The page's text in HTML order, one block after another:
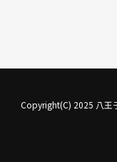
Copyright(C) 2025 八王